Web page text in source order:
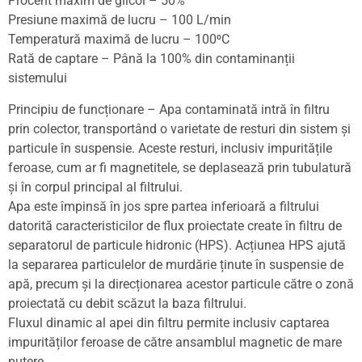
Presiune maximă de lucru – 100 L/min
Temperatură maximă de lucru – 100⁰C
Rată de captare – Până la 100% din contaminanții
sistemului
Principiu de funcționare – Apa contaminată intră în filtru
prin colector, transportând o varietate de resturi din sistem și
particule în suspensie. Aceste resturi, inclusiv impuritățile
feroase, cum ar fi magnetitele, se deplasează prin tubulatură
și în corpul principal al filtrului.
Apa este împinsă în jos spre partea inferioară a filtrului
datorită caracteristicilor de flux proiectate create în filtru de
separatorul de particule hidronic (HPS). Acțiunea HPS ajută
la separarea particulelor de murdărie ținute în suspensie de
apă, precum și la direcționarea acestor particule către o zonă
proiectată cu debit scăzut la baza filtrului.
Fluxul dinamic al apei din filtru permite inclusiv captarea
impurităților feroase de către ansamblul magnetic de mare